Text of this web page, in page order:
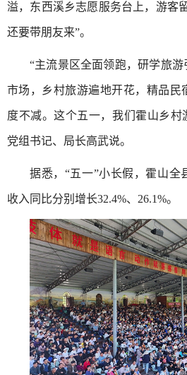
溢，东西溪乡志愿服务台上，游客
还要带朋友来”。
“主流景区全面领跑，研学旅
市场，乡村旅游遍地开花，精品民
度不减。这个五一，我们霍山乡村
党组书记、局长高武说。
据悉，“五一”小长假，霍山全
收入同比分别增长32.4%、26.1%。